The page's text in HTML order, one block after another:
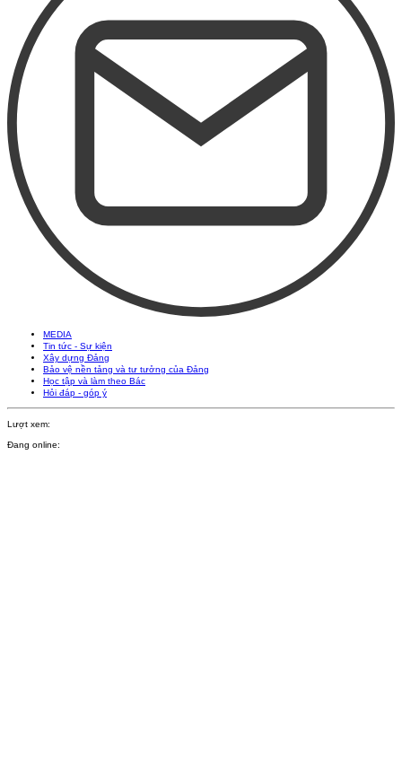
MEDIA
Tin tức - Sự kiện
Xây dựng Đảng
Bảo vệ nền tảng và tư tưởng của Đảng
Học tập và làm theo Bác
Hỏi đáp - góp ý
Lượt xem:
Đang online: